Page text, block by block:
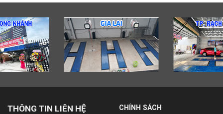
THÔNG TIN LIÊN HỆ CHÍNH SÁCH